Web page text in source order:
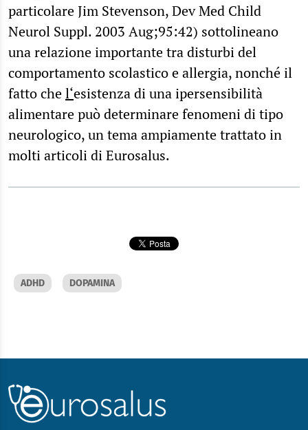
particolare Jim Stevenson, Dev Med Child
Neurol Suppl. 2003 Aug;95:42) sottolineano
una relazione importante tra disturbi del
comportamento scolastico e allergia, nonché il
fatto chel‘esistenza di una ipersensibilità
alimentare può determinare fenomeni di tipo
neurologico, un tema ampiamente trattato in
molti articoli di Eurosalus.
ADHD DOPAMINA